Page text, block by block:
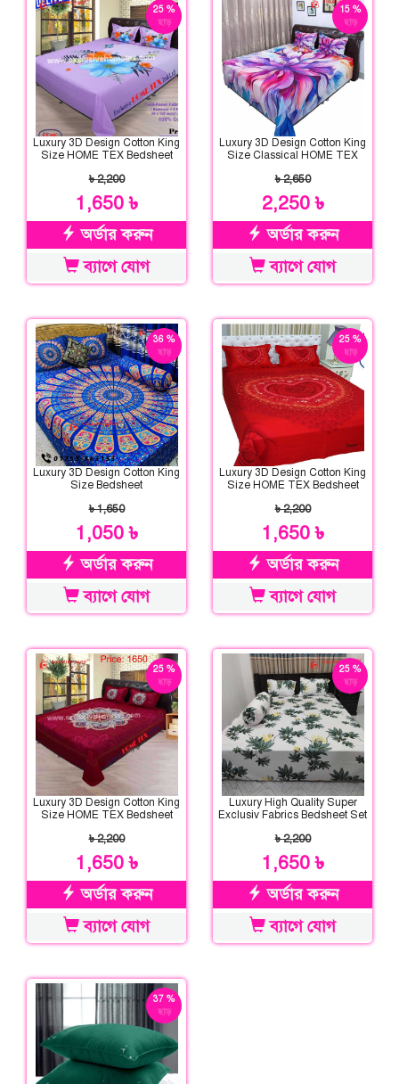
25 %
ছাড়
Luxury 3D Design Cotton King
Size HOME TEX Bedsheet
৳ 2,200
1,650 ৳
অর্ডার করুন
ব্যাগে যোগ
15 %
ছাড়
Luxury 3D Design Cotton King
Size Classical HOME TEX
৳ 2,650
2,250 ৳
অর্ডার করুন
ব্যাগে যোগ
36 %
ছাড়
Luxury 3D Design Cotton King
Size Bedsheet
৳ 1,650
1,050 ৳
অর্ডার করুন
ব্যাগে যোগ
25 %
ছাড়
Luxury 3D Design Cotton King
Size HOME TEX Bedsheet
৳ 2,200
1,650 ৳
অর্ডার করুন
ব্যাগে যোগ
25 %
ছাড়
Luxury 3D Design Cotton King
Size HOME TEX Bedsheet
৳ 2,200
1,650 ৳
অর্ডার করুন
ব্যাগে যোগ
25 %
ছাড়
Luxury High Quality Super
Exclusiv Fabrics Bedsheet Set
৳ 2,200
1,650 ৳
অর্ডার করুন
ব্যাগে যোগ
37 %
ছাড়